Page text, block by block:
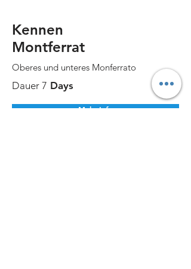
Kennen
Montferrat
Oberes und unteres Monferrato
Dauer 7 Days
Mehr Info